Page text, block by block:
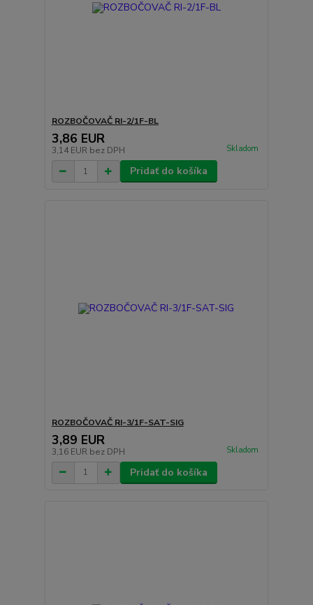
ROZBOČOVAČ RI-2/1F-BL
3,86 EUR
3,14 EUR bez DPH Skladom
Pridať do košíka
ROZBOČOVAČ RI-3/1F-SAT-SIG
3,89 EUR
3,16 EUR bez DPH Skladom
Pridať do košíka